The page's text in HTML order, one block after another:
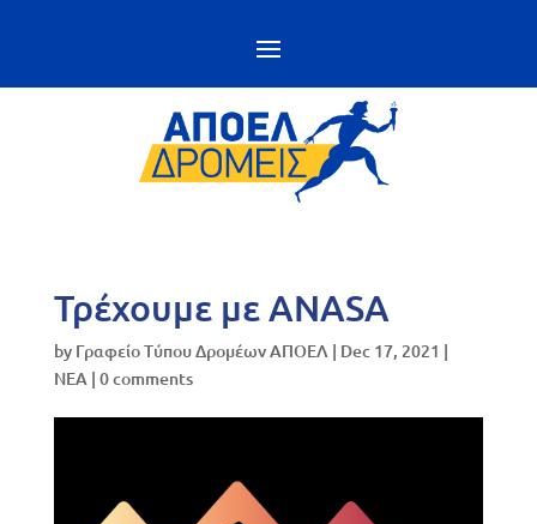
Τρέχουμε με ANASA
by Γραφείο Τύπου Δρομέων ΑΠΟΕΛ | Dec 17, 2021 |
NEA | 0 comments